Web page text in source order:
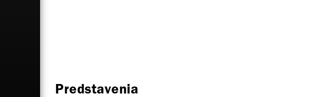
Predstavenia